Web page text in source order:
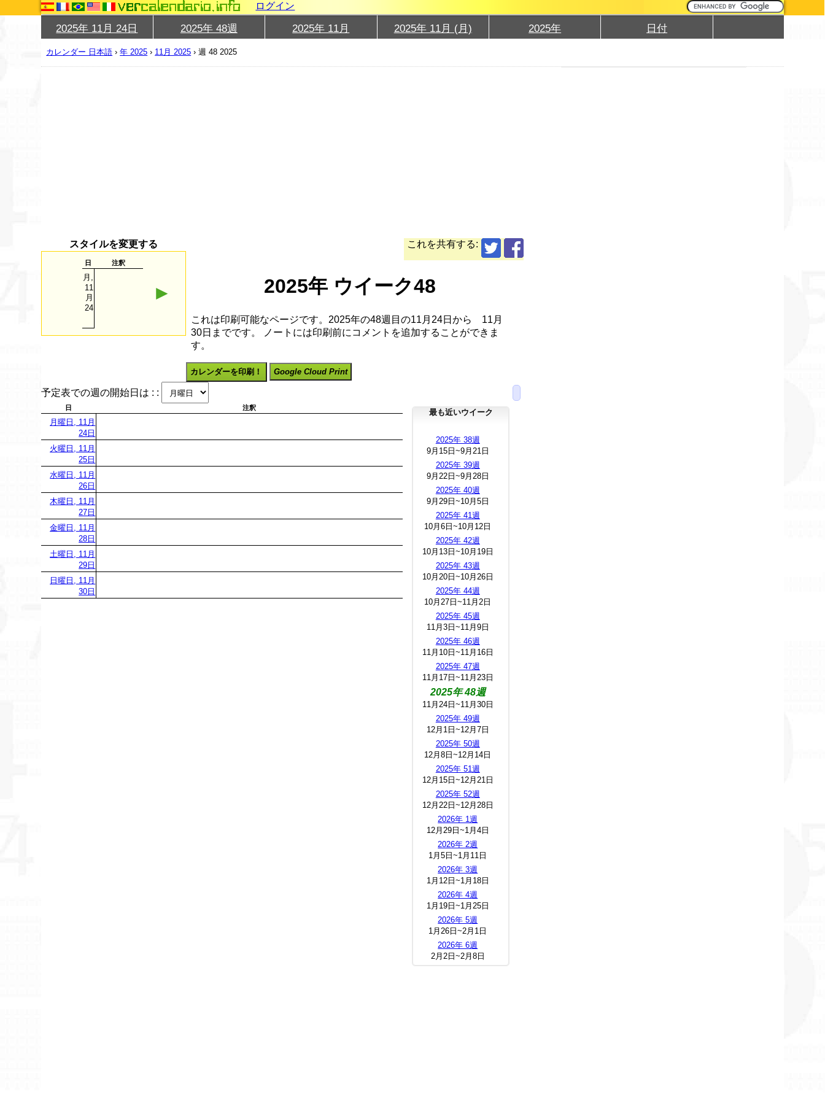
ログイン
2025年 11月 24日 2025年 48週 2025年 11月 2025年 11月 (月) 2025年 日付
カレンダー 日本語 ›年 2025 › 11月 2025 ›週 48 2025
これを共有する:
スタイルを変更する
日 注釈
月,
11
月
24
► 2025年 ウイーク48
これは印刷可能なページです。2025年の48週目の11月24日から 11月
30日までです。 ノートには印刷前にコメントを追加することができま
す。
カレンダーを印刷！ Google Cloud Print
予定表での週の開始日は : :
日 注釈
月曜日, 11月
24日
火曜日, 11月
25日
水曜日, 11月
26日
木曜日, 11月
27日
金曜日, 11月
28日
土曜日, 11月
29日
日曜日, 11月
30日
最も近いウイーク
2025年 38週
9月15日~9月21日
2025年 39週
9月22日~9月28日
2025年 40週
9月29日~10月5日
2025年 41週
10月6日~10月12日
2025年 42週
10月13日~10月19日
2025年 43週
10月20日~10月26日
2025年 44週
10月27日~11月2日
2025年 45週
11月3日~11月9日
2025年 46週
11月10日~11月16日
2025年 47週
11月17日~11月23日
2025年 48週
11月24日~11月30日
2025年 49週
12月1日~12月7日
2025年 50週
12月8日~12月14日
2025年 51週
12月15日~12月21日
2025年 52週
12月22日~12月28日
2026年 1週
12月29日~1月4日
2026年 2週
1月5日~1月11日
2026年 3週
1月12日~1月18日
2026年 4週
1月19日~1月25日
2026年 5週
1月26日~2月1日
2026年 6週
2月2日~2月8日